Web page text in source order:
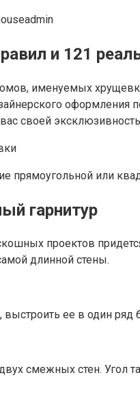
и 121
именуемых
своей
прямоугольной или
гарнитур
проектов
длинной стены.
ее в один ряд
смежных стен. Угол